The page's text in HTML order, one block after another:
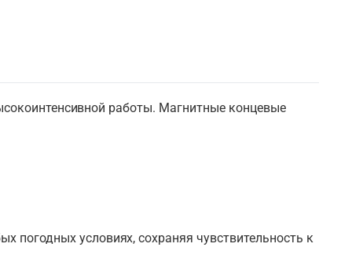
работы. Магнитные концевые
погодных условиях, сохраняя чувствительность к